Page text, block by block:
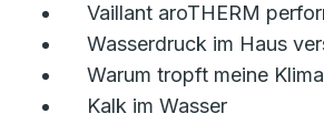
Vaillant aroTHERM
Wasserdruck im Haus
Warum tropft meine
Kalk im Wasser